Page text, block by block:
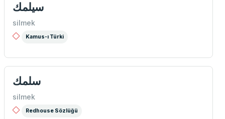
سيلمك
silmek
Kamus-ı Türki
سلمك
silmek
Redhouse Sözlüğü